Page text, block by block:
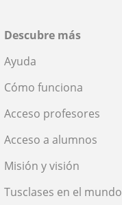
Descubre más
Ayuda
Cómo funciona
Acceso profesores
Acceso a alumnos
Misión y visión
Tusclases en el mundo